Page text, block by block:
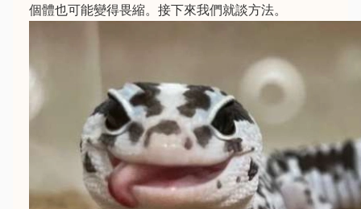
個體也可能變得畏縮。接下來我們就談方法。